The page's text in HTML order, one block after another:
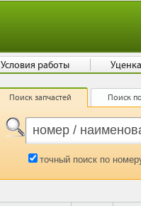
Поиск запчастей Поиск
точный поиск по
Условия работы